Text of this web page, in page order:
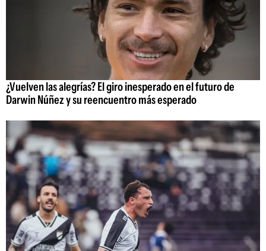
¿Vuelven las alegrías? El giro inesperado en el futuro de
Darwin Núñez y su reencuentro más esperado